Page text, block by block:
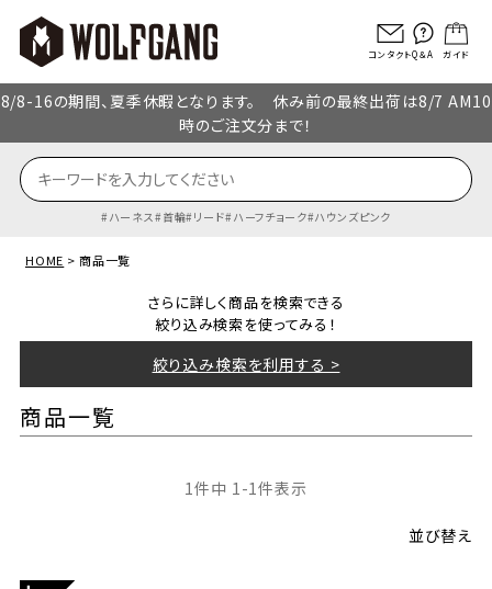
コンタクトQ＆A ガイド
8/8-16の期間、夏季休暇となります。 休み前の最終出荷は8/7 AM10
時のご注文分まで！
ハーネス 首輪 リード ハーフチョーク ハウンズピンク
HOME 商品一覧
さらに詳しく商品を検索できる
絞り込み検索を使ってみる！
絞り込み検索を利用する >
商品一覧
並び替え
1件中 1 -1件表示